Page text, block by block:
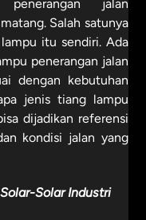
jalan
Salah satunya
itu sendiri. Ada
penerangan jalan
dengan kebutuhan
jenis tiang lampu
dijadikan referensi
kondisi jalan yang
Solar Industri